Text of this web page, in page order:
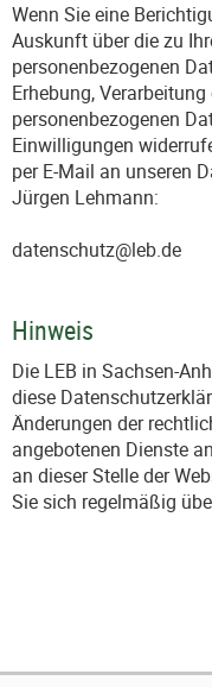
Wenn Sie eine
Auskunft über die zu
personenbezogenen
Erhebung,
personenbezogenen
Einwilligungen
per E-Mail an unseren
Jürgen Lehmann:
datenschutz@leb.de
Hinweis
Die LEB in Sachsen-
diese
Änderungen der
angebotenen Dienste
an dieser Stelle der
Sie sich regelmäßig